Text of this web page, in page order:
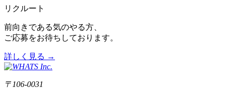
リクルート
前向きである気のやる方、
ご応募をお待ちしております。
詳しく見る →
〒106-0031